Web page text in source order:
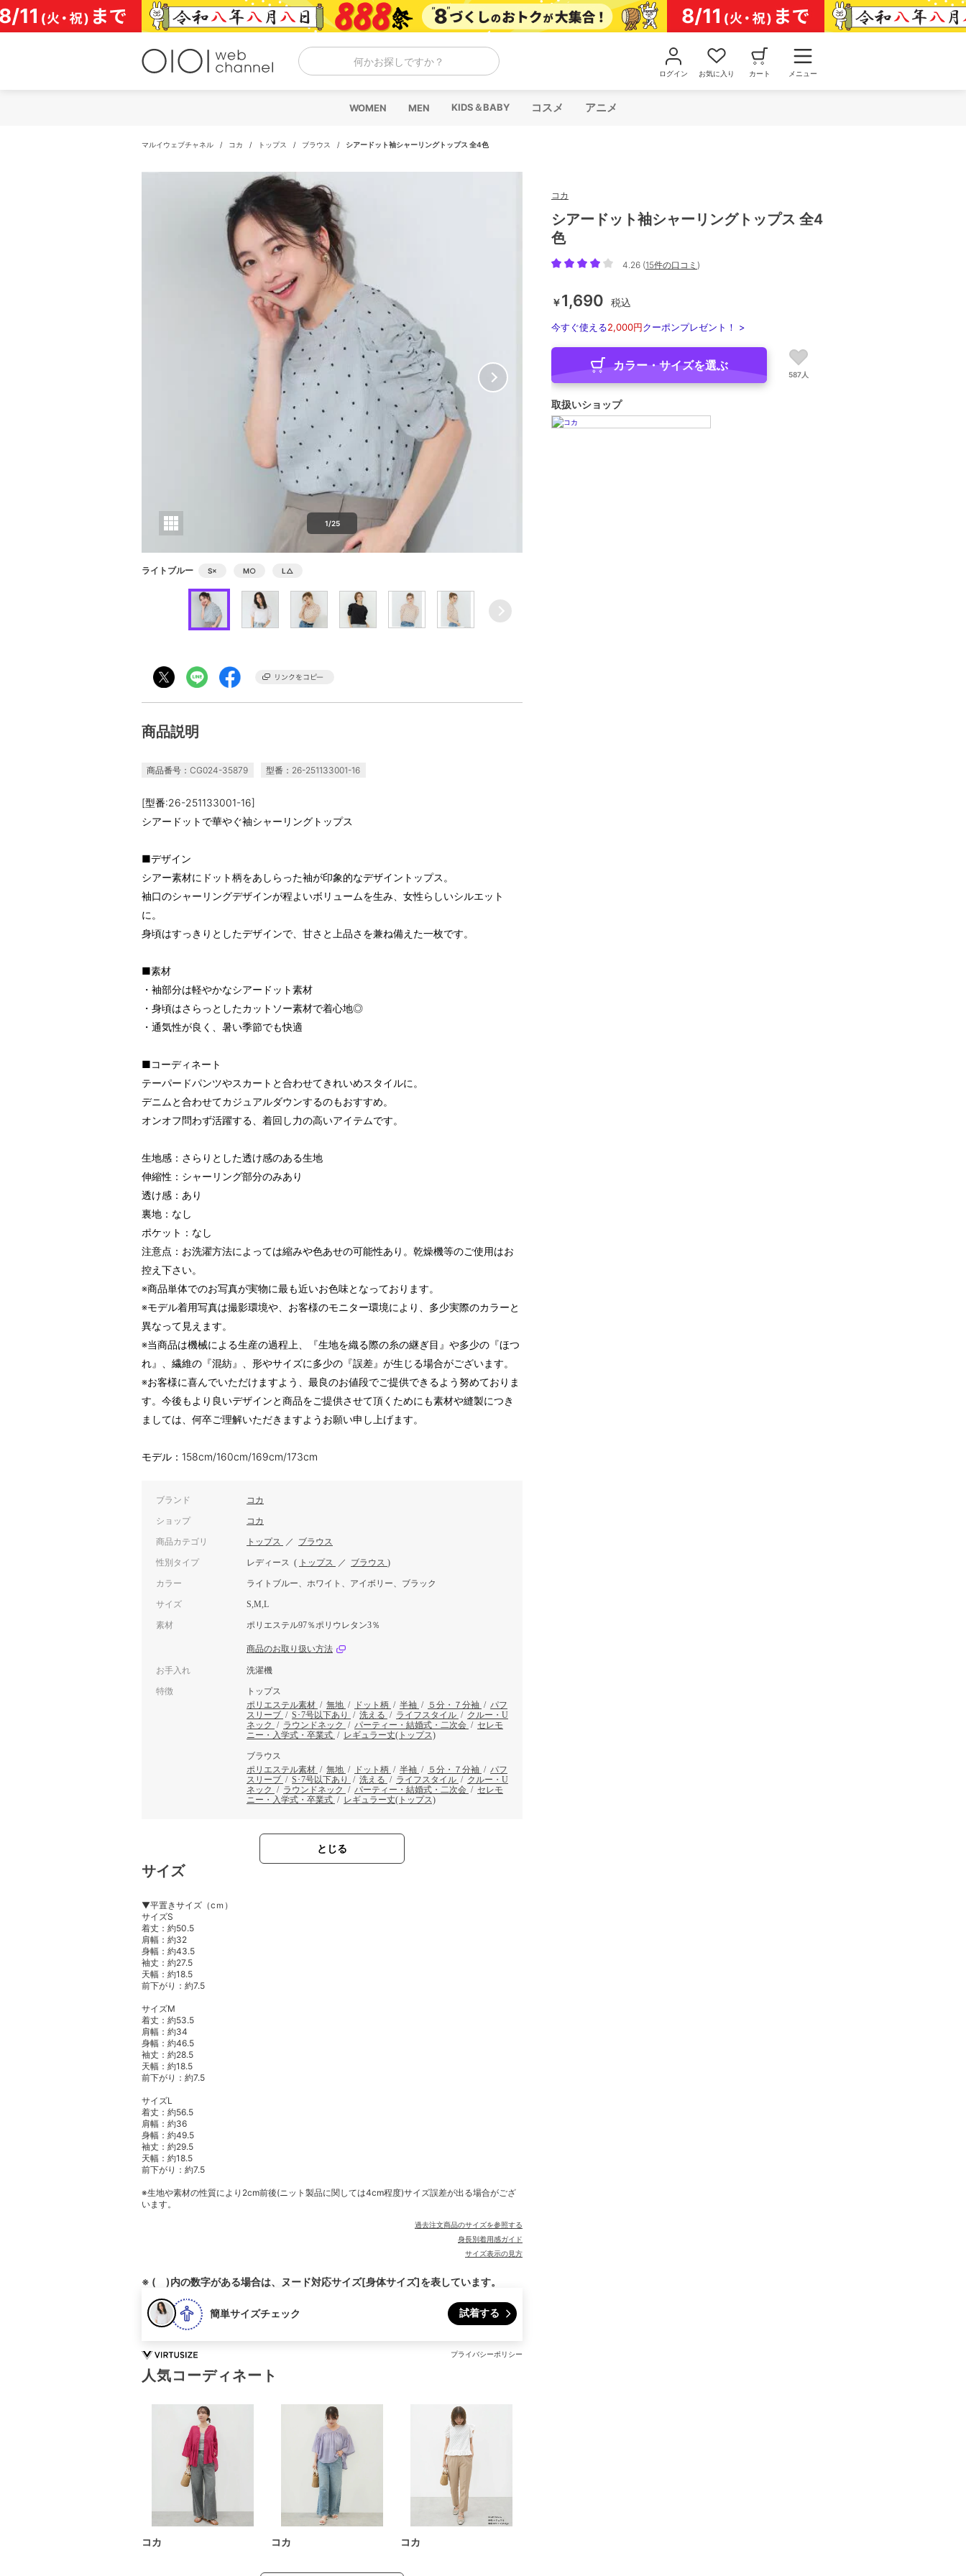
コ
ン
テ
何かお探しですか？
ログイン お気に入り カート メニュー
WOMEN MEN KIDS＆BABY コスメ アニメ
マルイウェブチャネル / コカ / トップス / ブラウス / シアードット袖シャーリングトップス 全4色
1/25
ライトブルー S× M○ L △
商品説明
商品番号：CG024-35879 型番：26-251133001-16
[型番:26-251133001-16]
シアードットで華やぐ袖シャーリングトップス
■デザイン
シアー素材にドット柄をあしらった袖が印象的なデザイントップス。
袖口のシャーリングデザインが程よいボリュームを生み、女性らしいシルエット
に。
身頃はすっきりとしたデザインで、甘さと上品さを兼ね備えた一枚です。
■素材
・袖部分は軽やかなシアードット素材
・身頃はさらっとしたカットソー素材で着心地◎
・通気性が良く、暑い季節でも快適
■コーディネート
テーパードパンツやスカートと合わせてきれいめスタイルに。
デニムと合わせてカジュアルダウンするのもおすすめ。
オンオフ問わず活躍する、着回し力の高いアイテムです。
生地感：さらりとした透け感のある生地
伸縮性：シャーリング部分のみあり
透け感：あり
裏地：なし
ポケット：なし
注意点：お洗濯方法によっては縮みや色あせの可能性あり。乾燥機等のご使用はお
控え下さい。
※商品単体でのお写真が実物に最も近いお色味となっております。
※モデル着用写真は撮影環境や、お客様のモニター環境により、多少実際のカラーと
異なって見えます。
※当商品は機械による生産の過程上、『生地を織る際の糸の継ぎ目』や多少の『ほつ
れ』、繊維の『混紡』、形やサイズに多少の『誤差』が生じる場合がございます。
※お客様に喜んでいただけますよう、最良のお値段でご提供できるよう努めておりま
す。今後もより良いデザインと商品をご提供させて頂くためにも素材や縫製につき
ましては、何卒ご理解いただきますようお願い申し上げます。
モデル：158cm/160cm/169cm/173cm
ブランド コカ
ショップ コカ
商品カテゴリ トップス ／ ブラウス
性別タイプ レディース ( トップス ／ ブラウス )
カラー ライトブルー、ホワイト、アイボリー、ブラック
サイズ S,M,L
素材 ポリエステル97％ポリウレタン3％
商品のお取り扱い方法
お手入れ 洗濯機
特徴
トップス
ポリエステル素材 / 無地 / ドット柄 / 半袖 / ５分・７分袖 / パフ
スリーブ / S･7号以下あり / 洗える / ライフスタイル / クルー・U
ネック / ラウンドネック / パーティー・結婚式・二次会 / セレモ
ニー・入学式・卒業式 / レギュラー丈(トップス)
ブラウス
ポリエステル素材 / 無地 / ドット柄 / 半袖 / ５分・７分袖 / パフ
スリーブ / S･7号以下あり / 洗える / ライフスタイル / クルー・U
ネック / ラウンドネック / パーティー・結婚式・二次会 / セレモ
ニー・入学式・卒業式 / レギュラー丈(トップス)
とじる
サイズ
▼平置きサイズ（cｍ）
サイズS
着丈：約50.5
肩幅：約32
身幅：約43.5
袖丈：約27.5
天幅：約18.5
前下がり：約7.5
サイズM
着丈：約53.5
肩幅：約34
身幅：約46.5
袖丈：約28.5
天幅：約18.5
前下がり：約7.5
サイズL
着丈：約56.5
肩幅：約36
身幅：約49.5
袖丈：約29.5
天幅：約18.5
前下がり：約7.5
※生地や素材の性質により2cm前後(ニット製品に関しては4cm程度)サイズ誤差が出る場合がござ
います。
過去注文商品のサイズを参照する
身長別着用感ガイド
サイズ表示の見方
※ ( )内の数字がある場合は、ヌード対応サイズ[身体サイズ]を表しています。
簡単サイズチェック 試着する
プライバシーポリシー
人気コーディネート
コカ コカ コカ
コカ
シアードット袖シャーリングトップス 全4
色
4.26 (15件の口コミ )
￥1,690 税込
今すぐ使える2,000円クーポンプレゼント！ >
カラー・サイズを選ぶ
587人
取扱いショップ